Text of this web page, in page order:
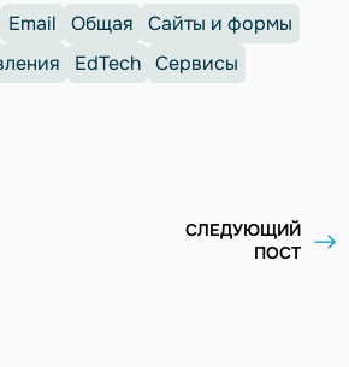
Email Общая
Сайты и формы
EdTech Сервисы
СЛЕДУЮЩИЙ
ПОСТ